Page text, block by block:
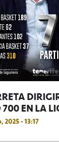
EN LA
2025 - 13:17